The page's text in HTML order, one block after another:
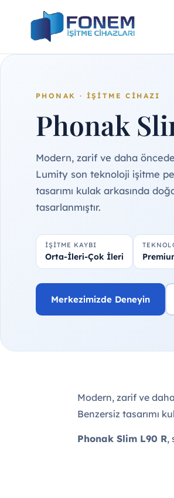
content
PHONAK · İŞITME CIHAZI
Phonak
Modern, zarif ve daha
Lumity son teknoloji işitme
tasarımı kulak arkasında
tasarlanmıştır.
İŞITME KAYBI
Orta-İleri-Çok İleri
Merkezimizde Deneyin
Modern, zarif ve
Benzersiz tasarımı
Phonak Slim L90 R,